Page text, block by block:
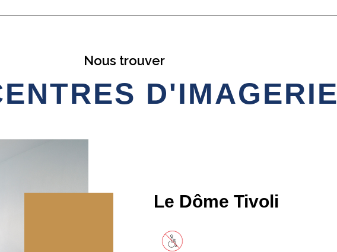
Nous trouver
D'IMAGERIE
Le Dôme Tivoli